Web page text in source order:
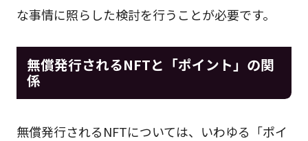
な事情に照らした検討を行うことが必要です。
無償発行されるNFTと「ポイント」の関
係
無償発行されるNFTについては、いわゆる「ポイ